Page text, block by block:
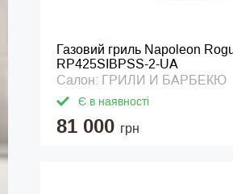
Газовий гриль Napoleon
RP425SIBPSS-2-UA
Салон: ГРИЛИ И БАРБЕКЮ
Є в наявності
81 000 грн